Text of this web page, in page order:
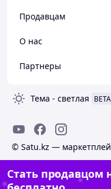
Продавцам
О нас
Партнеры
Тема - светлая BETA
© Satu.kz —
Стать продавцом